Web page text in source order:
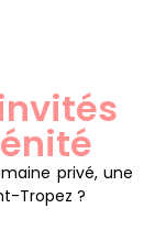
privé, une
Tropez ?